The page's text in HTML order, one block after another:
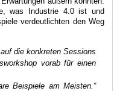
was Industrie 4.0 ist und
verdeutlichten den Weg
die konkreten Sessions
vorab für einen
Beispiele am Meisten.“